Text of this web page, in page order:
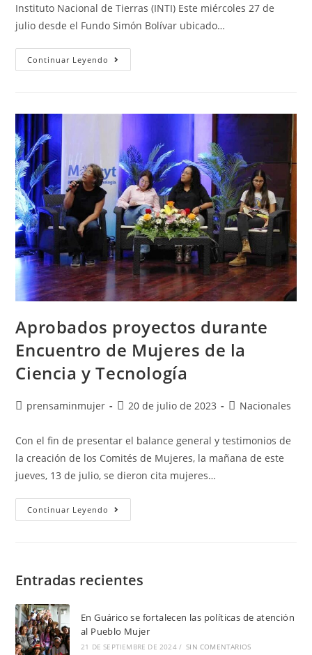
Instituto Nacional de Tierras (INTI) Este miércoles 27 de
julio desde el Fundo Simón Bolívar ubicado…
Continuar Leyendo
Aprobados proyectos durante
Encuentro de Mujeres de la
Ciencia y Tecnología
prensaminmujer 20 de julio de 2023 Nacionales
Con el fin de presentar el balance general y testimonios de
la creación de los Comités de Mujeres, la mañana de este
jueves, 13 de julio, se dieron cita mujeres…
Continuar Leyendo
Entradas recientes
En Guárico se fortalecen las políticas de atención
al Pueblo Mujer
21 DE SEPTIEMBRE DE 2024 / SIN COMENTARIOS